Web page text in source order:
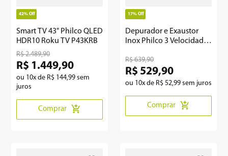
42% Off
Smart TV 43" Philco QLED
HDR10 Roku TV P43KRB
R$ 2.489,90
R$ 1.449,90
ou 10x de R$ 144,99 sem
juros
Comprar
17% Off
Depurador e Exaustor
Inox Philco 3 Velocidades
R$ 639,90
R$ 529,90
ou 10x de R$ 52,99 sem juros
Comprar